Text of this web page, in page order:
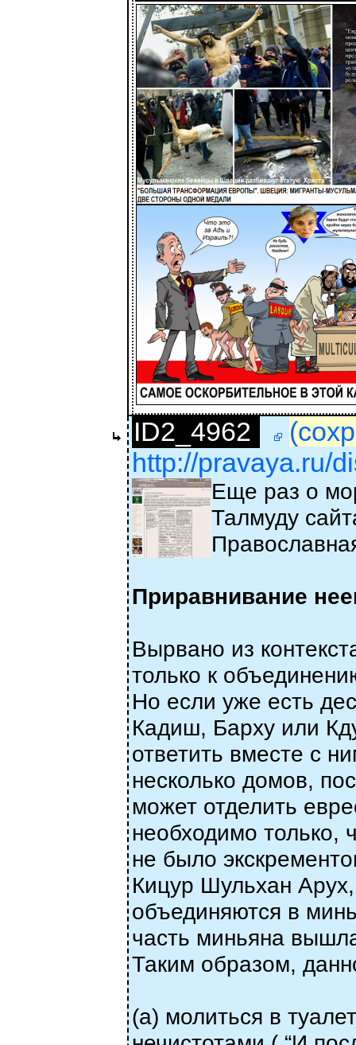
ID2_4962
http://pravaya.ru/
Еще раз о
Талмуду
Приравнивание
Вырвано из
только к
Но если уже есть
Кадиш, Барху или
ответить вместе с
несколько домов,
может отделить
необходимо
не было
Кицур Шульхан
объединяются в
часть миньяна
Таким образом,
(а) молиться в